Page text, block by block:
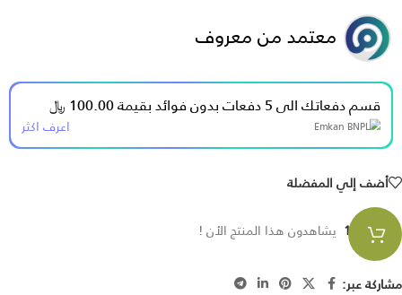
معتمد من معروف
قسم دفعاتك الى 5 دفعات بدون فوائد بقيمة 100.00 ﷼
اعرف اكثر
أضف إلي المفضلة
148 يشاهدون هذا المنتج الأن !
مشاركة عبر: